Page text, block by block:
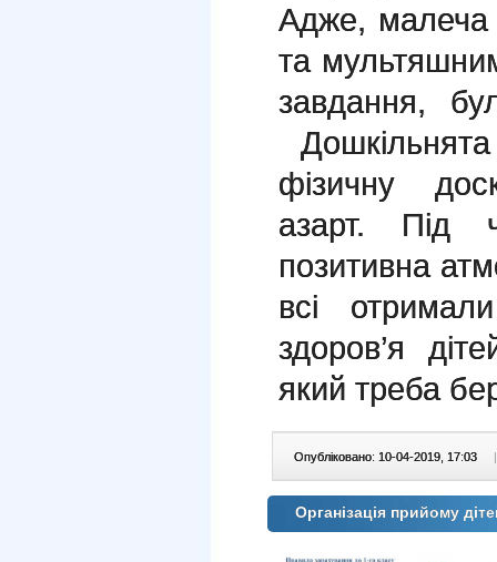
Адже, малеча
та
завдання,
фізичну
азарт. Під
позитивна
всі
здоров’я
який треба
Опубліковано: 10-04-2019, 17:03 |
Організація прийому